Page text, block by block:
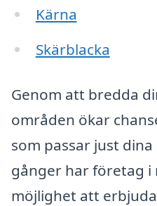
Kärna
Skärblacka
Genom att bredda
områden ökar
som passar just
gånger har företag
möjlighet att